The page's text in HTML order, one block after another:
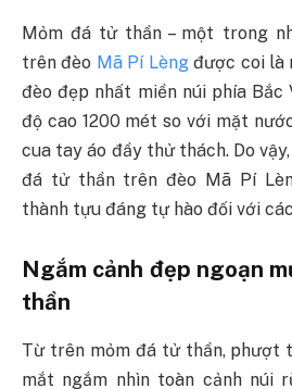
Mỏm đá tử thần – một trong
trên đèo Mã Pí Lèngđược coi là
đèo đẹp nhất miền núi phía Bắc
độ cao 1200 mét so với mặt
cua tay áo đầy thử thách. Do
đá tử thần trên đèo Mã Pí
thành tựu đáng tự hào đối với
Ngắm cảnh đẹp ngoạn
thần
Từ trên mỏm đá tử thần, phượt
mắt ngắm nhìn toàn cảnh núi